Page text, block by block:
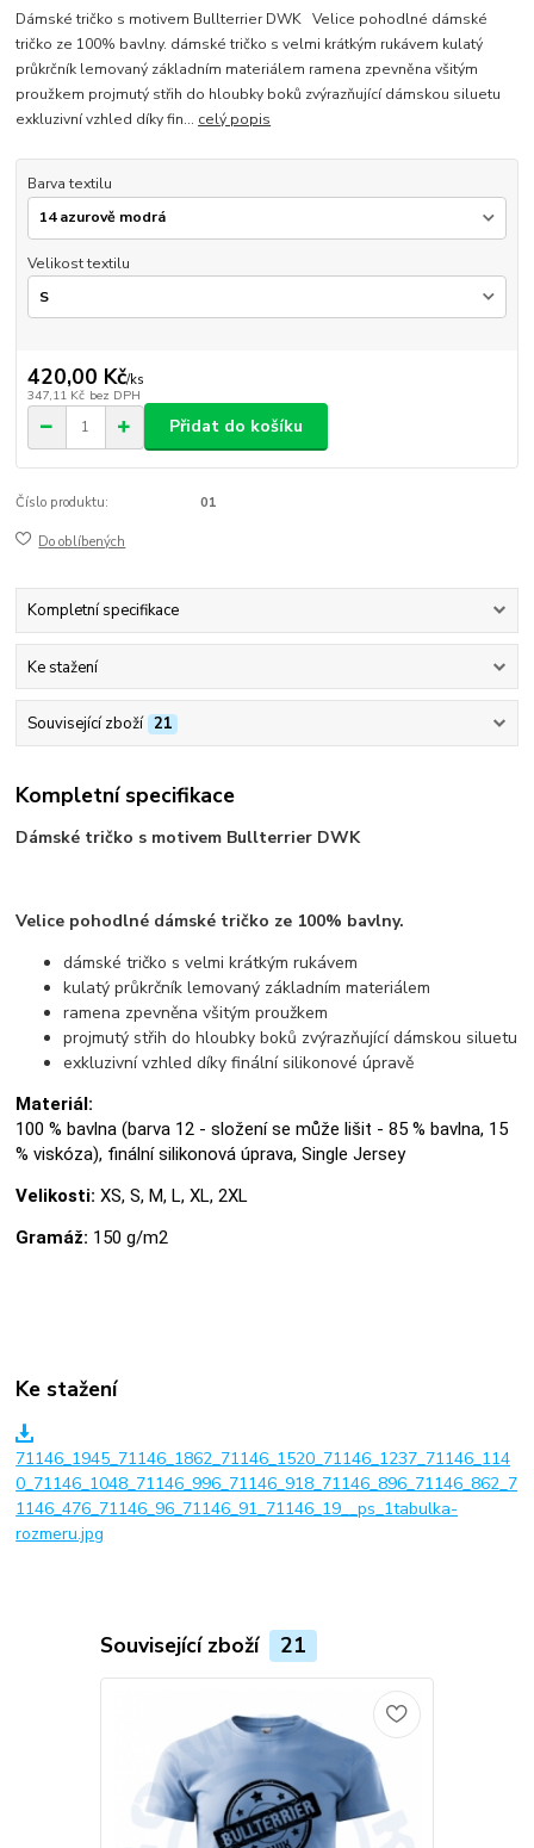
Dámské tričko s motivem Bullterrier DWK Velice pohodlné dámské
tričko ze 100% bavlny. dámské tričko s velmi krátkým rukávem kulatý
průkrčník lemovaný základním materiálem ramena zpevněna všitým
proužkem projmutý střih do hloubky boků zvýrazňující dámskou siluetu
exkluzivní vzhled díky fin... celý popis
Barva textilu
Velikost textilu
420,00 Kč/ks
347,11 Kč bez DPH
Přidat do košíku
Číslo produktu: 01
Do oblíbených
Kompletní specifikace
Ke stažení
Související zboží 21
Kompletní specifikace
Dámské tričko s motivem Bullterrier DWK
Velice pohodlné dámské tričko ze 100% bavlny.
dámské tričko s velmi krátkým rukávem
kulatý průkrčník lemovaný základním materiálem
ramena zpevněna všitým proužkem
projmutý střih do hloubky boků zvýrazňující dámskou siluetu
exkluzivní vzhled díky finální silikonové úpravě
Materiál:
100 % bavlna (barva 12 - složení se může lišit - 85 % bavlna, 15
% viskóza), finální silikonová úprava, Single Jersey
Velikosti: XS, S, M, L, XL, 2XL
Gramáž: 150 g/m2
Ke stažení
71146_1945_71146_1862_71146_1520_71146_1237_71146_114
0_71146_1048_71146_996_71146_918_71146_896_71146_862_7
1146_476_71146_96_71146_91_71146_19__ps_1tabulka-
rozmeru.jpg
Související zboží 21